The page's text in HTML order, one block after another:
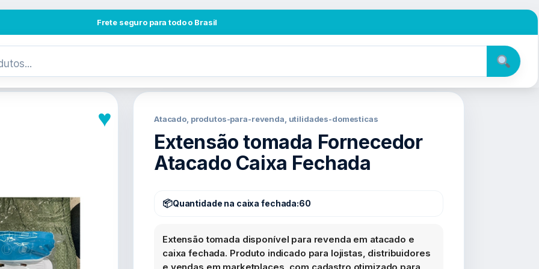
Frete seguro para todo o Brasil
♥ Atacado, produtos-para-revenda, utilidades-domesticas
Extensão tomada Fornecedor
Atacado Caixa Fechada
Quantidade na caixa fechada:60
Extensão tomada disponível para revenda em atacado e
caixa fechada. Produto indicado para lojistas, distribuidores